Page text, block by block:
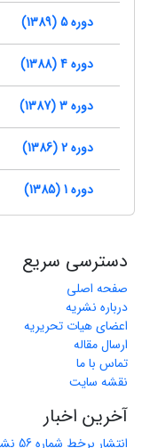
دوره 5 (1389)
دوره 4 (1388)
دوره 3 (1387)
دوره 2 (1386)
دوره 1 (1385)
دسترسی سریع
صفحه اصلی
درباره نشریه
اعضای هیات تحریریه
ارسال مقاله
تماس با ما
نقشه سایت
آخرین اخبار
انتشار برخط شماره 56 نشریه مهندسی معدن